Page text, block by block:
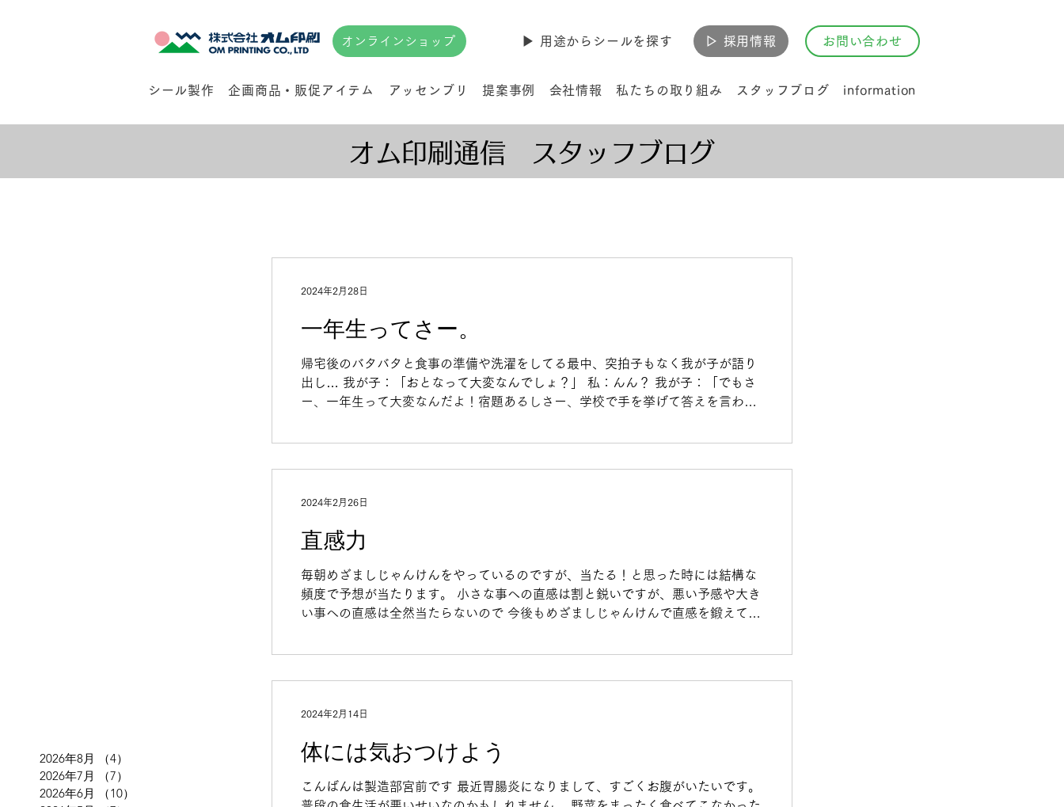
オンラインショップ ▶︎ 用途からシールを探す ▷ 採用情報 お問い合わせ
シール製作 企画商品・販促アイテム アッセンブリ 提案事例 会社情報 私たちの取り組み スタッフブログ information
2026年8月 （4）
2026年7月
（7）
2026年6月
（10）
オム印刷通信 スタッフブログ
一年生ってさー。
帰宅後のバタバタと食事の準備や洗濯をしてる最中、突拍子もなく我が子が語り
出し… 我が子：「おとなって大変なんでしょ？」 私：んん？ 我が子：「でもさ
ー、一年生って大変なんだよ！宿題あるしさー、学校で手を挙げて答えを言わな
2024年2月28日
直感力
毎朝めざましじゃんけんをやっているのですが、当たる！と思った時には結構な
頻度で予想が当たります。 小さな事への直感は割と鋭いですが、悪い予感や大き
い事への直感は全然当たらないので 今後もめざましじゃんけんで直感を鍛えて未
2024年2月26日
体には気おつけよう
こんばんは製造部宮前です 最近胃腸炎になりまして、すごくお腹がいたいです。
2024年2月14日